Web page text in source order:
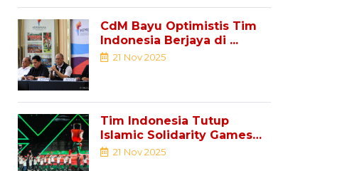
CdM Bayu Optimistis Tim
Indonesia Berjaya di ...
21 Nov 2025
Tim Indonesia Tutup
Islamic Solidarity Games
Riyadh 2025 ...
21 Nov 2025